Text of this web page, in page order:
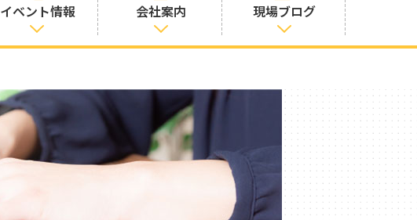
イベント情報 会社案内
職人・スタッフ
紹介
お問い合わせか
らの流れ
現場ブログ